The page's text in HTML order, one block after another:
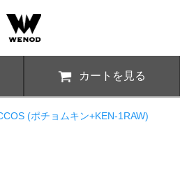
カートを見る
(ポチョムキン+KEN-1RAW)